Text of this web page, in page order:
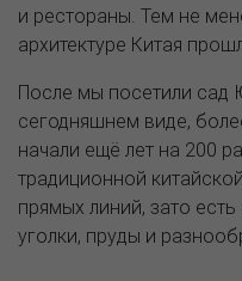
и рестораны. Тем не
архитектуре Китая
После мы посетили сад
сегодняшнем виде,
начали ещё лет на 200
традиционной
прямых линий, зато
уголки, пруды и